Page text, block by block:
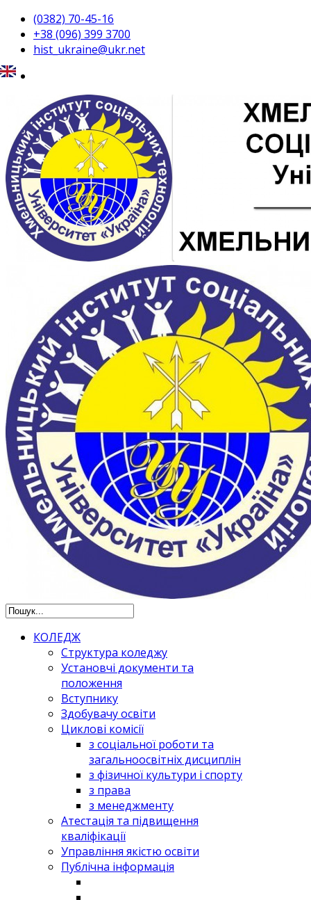
(0382) 70-45-16
+38 (096) 399 3700
hist_ukraine@ukr.net
КОЛЕДЖ
Структура коледжу
Установчі документи та
положення
Вступнику
Здобувачу освіти
Циклові комісії
з соціальної роботи та
загальноосвітніх дисциплін
з фізичної культури і спорту
з права
з менеджменту
Атестація та підвищення
кваліфікації
Управління якістю освіти
Публічна інформація